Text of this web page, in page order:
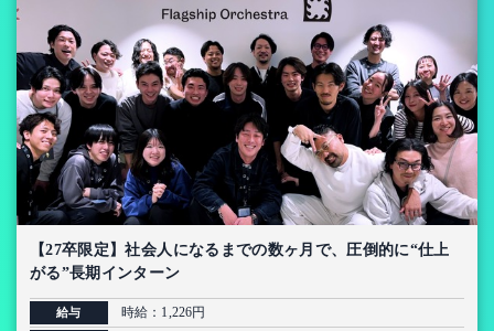
【27卒限定】社会人になるまでの数ヶ月で、圧倒的に“仕上
がる”長期インターン
給与 時給：1,226円